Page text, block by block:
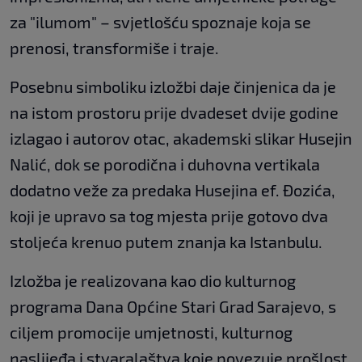
za "ilumom" – svjetlošću spoznaje koja se
prenosi, transformiše i traje.
Posebnu simboliku izložbi daje činjenica da je
na istom prostoru prije dvadeset dvije godine
izlagao i autorov otac, akademski slikar Husejin
Nalić, dok se porodična i duhovna vertikala
dodatno veže za predaka Husejina ef. Đozića,
koji je upravo sa tog mjesta prije gotovo dva
stoljeća krenuo putem znanja ka Istanbulu.
Izložba je realizovana kao dio kulturnog
programa Dana Općine Stari Grad Sarajevo, s
ciljem promocije umjetnosti, kulturnog